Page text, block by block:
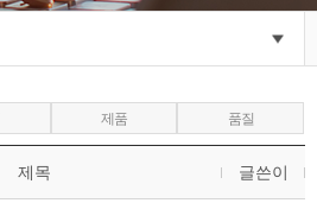
제품 품질
제목 글쓴이